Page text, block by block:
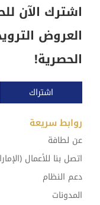
اشترك الآن
العروض
الحصرية!
اشتراك
روابط سريعة
عن لطافة
اتصل بنا للأعمال
دعم النظام
المدونات